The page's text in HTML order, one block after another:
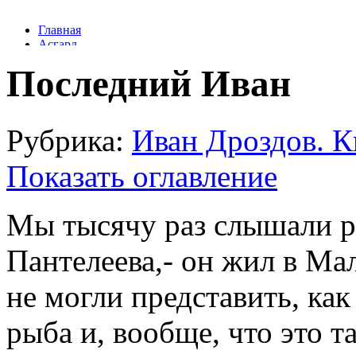
Последний Иван
Рубрика: Иван Дроздов.
Показать оглавление
Мы тысячу раз слышали
Пантелеева,- он жил в
не могли представить,
рыба и, вообще, что это